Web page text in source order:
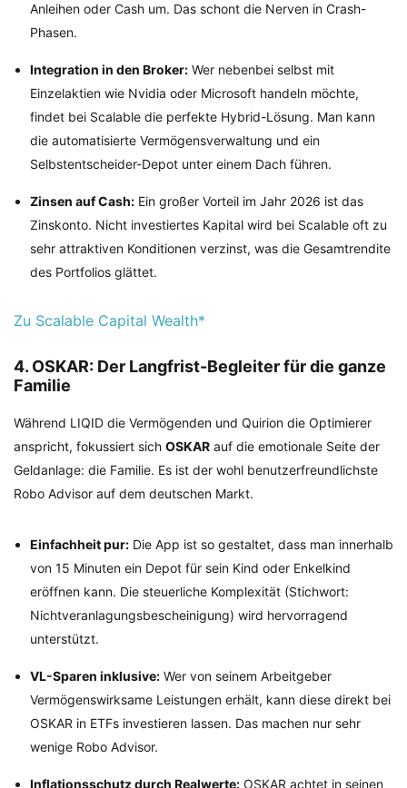
Anleihen oder Cash um. Das schont die Nerven in Crash-
Phasen.
Integration in den Broker: Wer nebenbei selbst mit
Einzelaktien wie Nvidia oder Microsoft handeln möchte,
findet bei Scalable die perfekte Hybrid-Lösung. Man kann
die automatisierte Vermögensverwaltung und ein
Selbstentscheider-Depot unter einem Dach führen.
Zinsen auf Cash: Ein großer Vorteil im Jahr 2026 ist das
Zinskonto. Nicht investiertes Kapital wird bei Scalable oft zu
sehr attraktiven Konditionen verzinst, was die Gesamtrendite
des Portfolios glättet.
Zu Scalable Capital Wealth*
4. OSKAR: Der Langfrist-Begleiter für die ganze
Familie
Während LIQID die Vermögenden und Quirion die Optimierer
anspricht, fokussiert sich OSKAR auf die emotionale Seite der
Geldanlage: die Familie. Es ist der wohl benutzerfreundlichste
Robo Advisor auf dem deutschen Markt.
Einfachheit pur: Die App ist so gestaltet, dass man innerhalb
von 15 Minuten ein Depot für sein Kind oder Enkelkind
eröffnen kann. Die steuerliche Komplexität (Stichwort:
Nichtveranlagungsbescheinigung) wird hervorragend
unterstützt.
VL-Sparen inklusive: Wer von seinem Arbeitgeber
Vermögenswirksame Leistungen erhält, kann diese direkt bei
OSKAR in ETFs investieren lassen. Das machen nur sehr
wenige Robo Advisor.
Inflationsschutz durch Realwerte: OSKAR achtet in seinen